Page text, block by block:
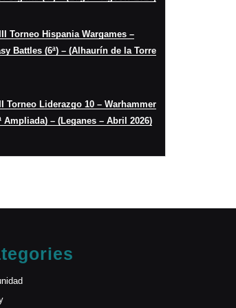
Torneo Hispania Wargames –
Battles (6ª) – (Alhaurín de la Torre
Torneo Liderazgo 10 – Warhammer
Ampliada) – (Leganes – Abril 2026)